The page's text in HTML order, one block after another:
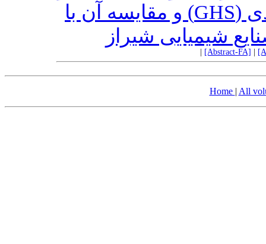
سامانه هماهنگ جهانی طبقه بندی (GHS) و مقایسه آن با
شیمیایی شیراز
[Abstract-FA]
Home | All